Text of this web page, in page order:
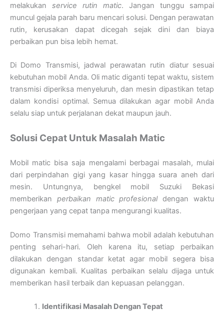
melakukan service rutin matic. Jangan tunggu sampai
muncul gejala parah baru mencari solusi. Dengan perawatan
rutin, kerusakan dapat dicegah sejak dini dan biaya
perbaikan pun bisa lebih hemat.
Di Domo Transmisi, jadwal perawatan rutin diatur sesuai
kebutuhan mobil Anda. Oli matic diganti tepat waktu, sistem
transmisi diperiksa menyeluruh, dan mesin dipastikan tetap
dalam kondisi optimal. Semua dilakukan agar mobil Anda
selalu siap untuk perjalanan dekat maupun jauh.
Solusi Cepat Untuk Masalah Matic
Mobil matic bisa saja mengalami berbagai masalah, mulai
dari perpindahan gigi yang kasar hingga suara aneh dari
mesin. Untungnya, bengkel mobil Suzuki Bekasi
memberikan perbaikan matic profesionaldengan waktu
pengerjaan yang cepat tanpa mengurangi kualitas.
Domo Transmisi memahami bahwa mobil adalah kebutuhan
penting sehari-hari. Oleh karena itu, setiap perbaikan
dilakukan dengan standar ketat agar mobil segera bisa
digunakan kembali. Kualitas perbaikan selalu dijaga untuk
memberikan hasil terbaik dan kepuasan pelanggan.
Identifikasi Masalah Dengan Tepat